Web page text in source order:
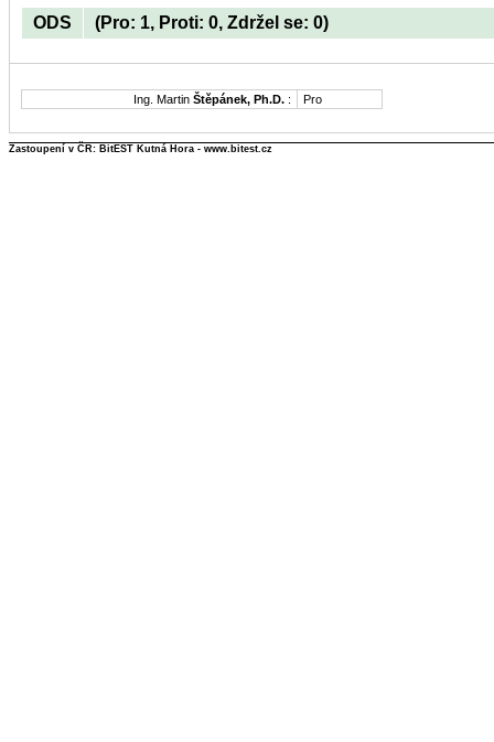
ODS (Pro: 1, Proti: 0, Zdržel se: 0)
Ing. Martin Štěpánek, Ph.D. : Pro
Zastoupení v ČR: BitEST Kutná Hora - www.bitest.cz